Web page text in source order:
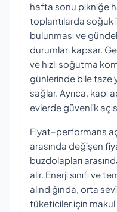
hafta sonu pikniğe
toplantılarda soğuk
bulunması ve
durumları kapsar.
ve hızlı soğutma
günlerinde bile taze
sağlar. Ayrıca, kapı
evlerde güvenlik
Fiyat–performans
arasında değişen
buzdolapları
alır. Enerji sınıfı ve
alındığında, orta
tüketiciler için makul